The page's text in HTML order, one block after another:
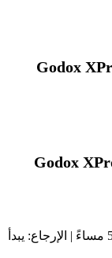
Godox
Godox
الاستلام: يبدأ من الساعة 5 مساءً | الإرجاع: يبدأ